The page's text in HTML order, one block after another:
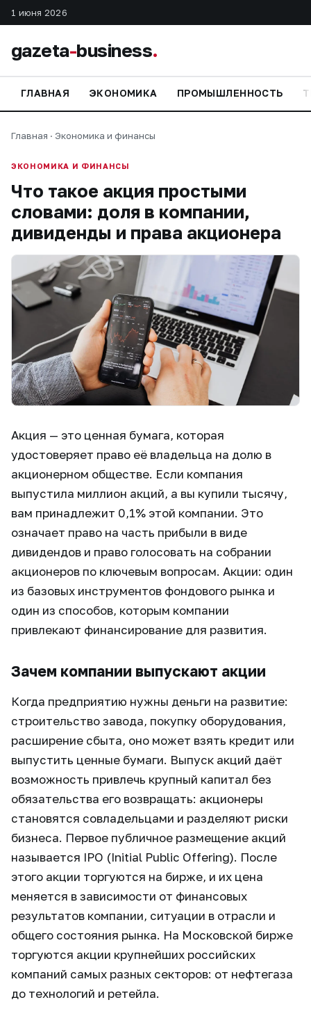
1 июня 2026
gazeta-business.
ГЛАВНАЯ ЭКОНОМИКА ПРОМЫШЛЕННОСТЬ
Главная · Экономика и финансы
ЭКОНОМИКА И ФИНАНСЫ
Что такое акция простыми
словами: доля в компании,
дивиденды и права акционера
Акция — это ценная бумага, которая
удостоверяет право её владельца на долю в
акционерном обществе. Если компания
выпустила миллион акций, а вы купили тысячу,
вам принадлежит 0,1% этой компании. Это
означает право на часть прибыли в виде
дивидендов и право голосовать на собрании
акционеров по ключевым вопросам. Акции: один
из базовых инструментов фондового рынка и
один из способов, которым компании
привлекают финансирование для развития.
Зачем компании выпускают акции
Когда предприятию нужны деньги на развитие:
строительство завода, покупку оборудования,
расширение сбыта, оно может взять кредит или
выпустить ценные бумаги. Выпуск акций даёт
возможность привлечь крупный капитал без
обязательства его возвращать: акционеры
становятся совладельцами и разделяют риски
бизнеса. Первое публичное размещение акций
называется IPO (Initial Public Offering). После
этого акции торгуются на бирже, и их цена
меняется в зависимости от финансовых
результатов компании, ситуации в отрасли и
общего состояния рынка. На Московской бирже
торгуются акции крупнейших российских
компаний самых разных секторов: от нефтегаза
до технологий и ретейла.